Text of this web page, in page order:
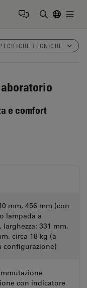
TECNICHE
e comfort
mm, 456 mm (con
lampada a
larghezza: 331 mm,
circa 18 kg (a
configurazione)
con indicatore